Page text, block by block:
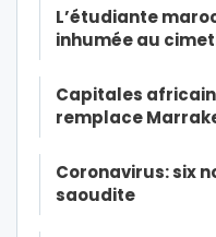
L’étudiante
inhumée au
Capitales
remplace
Coronavirus: six
saoudite